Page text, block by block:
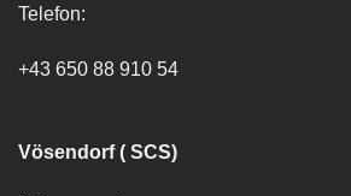
Telefon:
+43 650 88 910 54
Vösendorf ( SCS)